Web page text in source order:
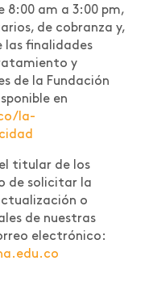
8:00 am a 3:00 pm,
de cobranza y,
las finalidades
y
de la Fundación
en
la-
titular de los
de solicitar la
o
de nuestras
electrónico: